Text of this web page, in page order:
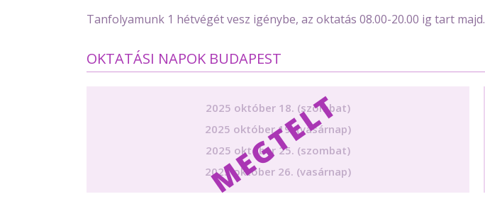
Tanfolyamunk 1 hétvégét vesz igénybe, az oktatás 08.00-20.00 ig tart majd.
OKTATÁSI NAPOK BUDAPEST
2025 október 18. (szombat)
2025 október 19. (vasárnap)
2025 október 25. (szombat)
2025 október 26. (vasárnap)